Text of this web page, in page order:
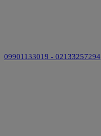
09901133019 - 02133257294